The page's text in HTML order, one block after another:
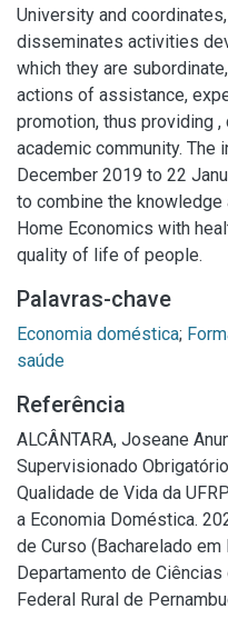
University and
disseminates activities
which they are
actions of assistance,
promotion, thus providing
academic community.
December 2019 to 22
to combine the knowledge
Home Economics with
quality of life of people.
Palavras-chave
Economia doméstica;
saúde
Referência
ALCÂNTARA, Joseane
Supervisionado
Qualidade de Vida da
a Economia Doméstica.
de Curso (Bacharelado
Departamento de
Federal Rural de